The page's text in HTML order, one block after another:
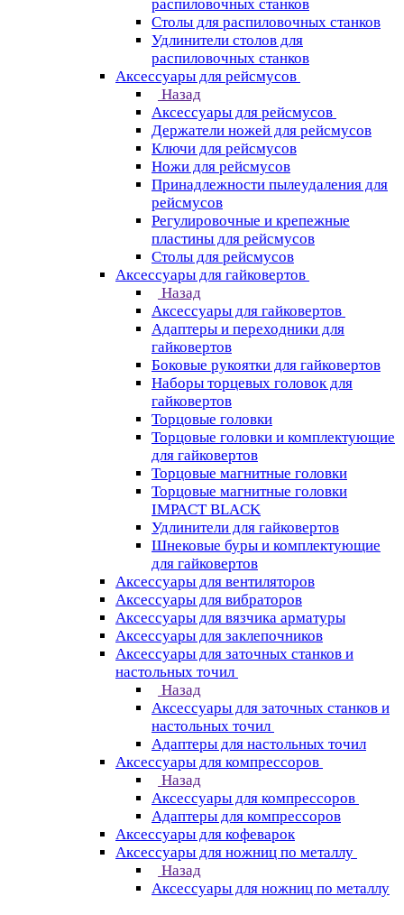
распиловочных станков
Столы для распиловочных станков
Удлинители столов для
распиловочных станков
Аксессуары для рейсмусов
Назад
Аксессуары для рейсмусов
Держатели ножей для рейсмусов
Ключи для рейсмусов
Ножи для рейсмусов
Принадлежности пылеудаления для
рейсмусов
Регулировочные и крепежные
пластины для рейсмусов
Столы для рейсмусов
Аксессуары для гайковертов
Назад
Аксессуары для гайковертов
Адаптеры и переходники для
гайковертов
Боковые рукоятки для гайковертов
Наборы торцевых головок для
гайковертов
Торцовые головки
Торцовые головки и комплектующие
для гайковертов
Торцовые магнитные головки
Торцовые магнитные головки
IMPACT BLACK
Удлинители для гайковертов
Шнековые буры и комплектующие
для гайковертов
Аксессуары для вентиляторов
Аксессуары для вибраторов
Аксессуары для вязчика арматуры
Аксессуары для заклепочников
Аксессуары для заточных станков и
настольных точил
Назад
Аксессуары для заточных станков и
настольных точил
Адаптеры для настольных точил
Аксессуары для компрессоров
Назад
Аксессуары для компрессоров
Адаптеры для компрессоров
Аксессуары для кофеварок
Аксессуары для ножниц по металлу
Назад
Аксессуары для ножниц по металлу